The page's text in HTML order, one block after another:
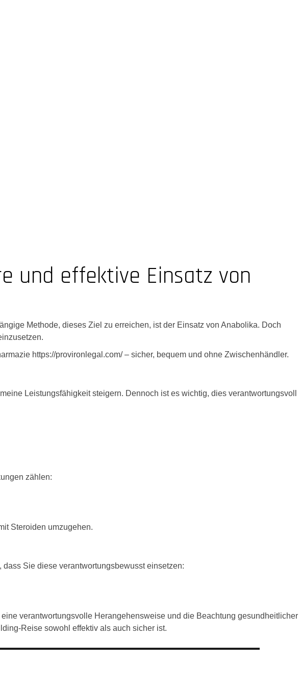
und effektive Einsatz von
Methode, dieses Ziel zu erreichen, ist der Einsatz von Anabolika. Doch
https://provironlegal.com/ – sicher, bequem und ohne Zwischenhändler.
Leistungsfähigkeit steigern. Dennoch ist es wichtig, dies verantwortungsvoll
zählen:
Steroiden umzugehen.
Sie diese verantwortungsbewusst einsetzen:
verantwortungsvolle Herangehensweise und die Beachtung gesundheitlicher
Reise sowohl effektiv als auch sicher ist.